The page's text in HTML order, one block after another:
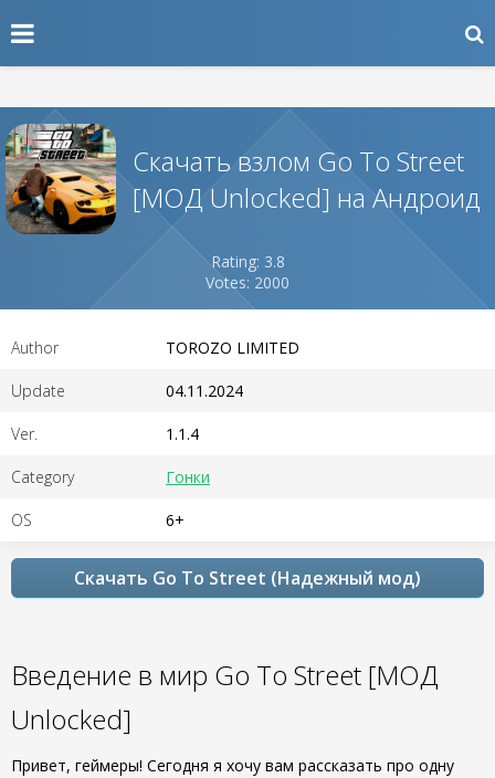
Скачать взлом Go To Street
[МОД Unlocked] на Андроид
Rating: 3.8
Votes: 2000
Author TOROZO LIMITED
Update 04.11.2024
Ver. 1.1.4
Category Гонки
OS 6+
Скачать Go To Street (Надежный мод)
Введение в мир Go To Street [МОД
Unlocked]
Привет, геймеры! Сегодня я хочу вам рассказать про одну